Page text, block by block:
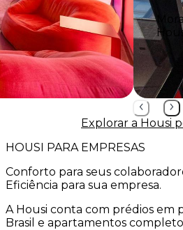
Explorar a Housi
HOUSI PARA EMPRESAS
Conforto para seus
Eficiência para sua empresa.
A Housi conta com prédios em
Brasil e apartamentos